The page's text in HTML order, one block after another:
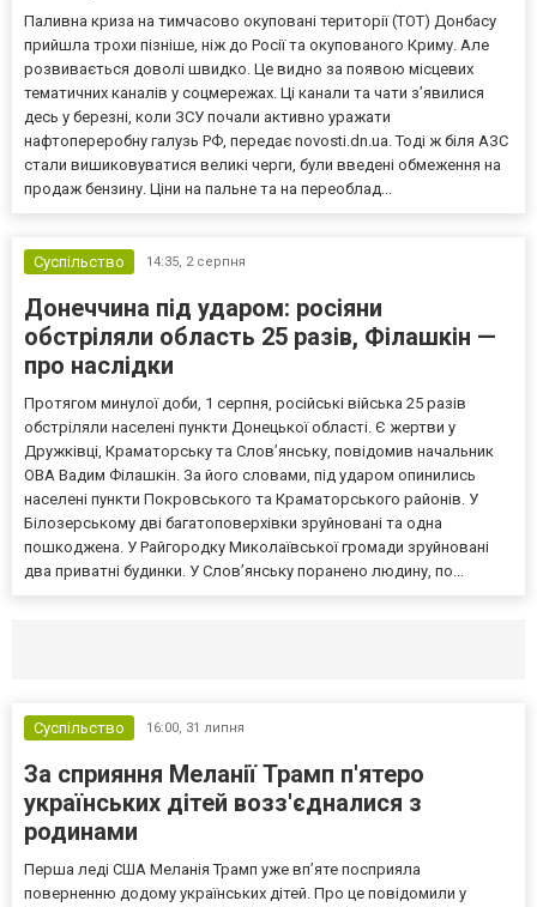
Паливна криза на тимчасово окуповані території (ТОТ) Донбасу
прийшла трохи пізніше, ніж до Росії та окупованого Криму. Але
розвивається доволі швидко. Це видно за появою місцевих
тематичних каналів у соцмережах. Ці канали та чати з’явилися
десь у березні, коли ЗСУ почали активно уражати
нафтопереробну галузь РФ, передає novosti.dn.ua. Тоді ж біля АЗС
стали вишиковуватися великі черги, були введені обмеження на
продаж бензину. Ціни на пальне та на переоблад...
Суспільство 14:35, 2 серпня
Донеччина під ударом: росіяни
обстріляли область 25 разів, Філашкін —
про наслідки
Протягом минулої доби, 1 серпня, російські війська 25 разів
обстріляли населені пункти Донецької області. Є жертви у
Дружківці, Краматорську та Слов’янську, повідомив начальник
ОВА Вадим Філашкін. За його словами, під ударом опинились
населені пункти Покровського та Краматорського районів. У
Білозерському дві багатоповерхівки зруйновані та одна
пошкоджена. У Райгородку Миколаївської громади зруйновані
два приватні будинки. У Слов’янську поранено людину, по...
Суспільство 16:00, 31 липня
За сприяння Меланії Трамп п'ятеро
українських дітей возз'єдналися з
родинами
Перша леді США Меланія Трамп уже впʼяте посприяла
поверненню додому українських дітей. Про це повідомили у